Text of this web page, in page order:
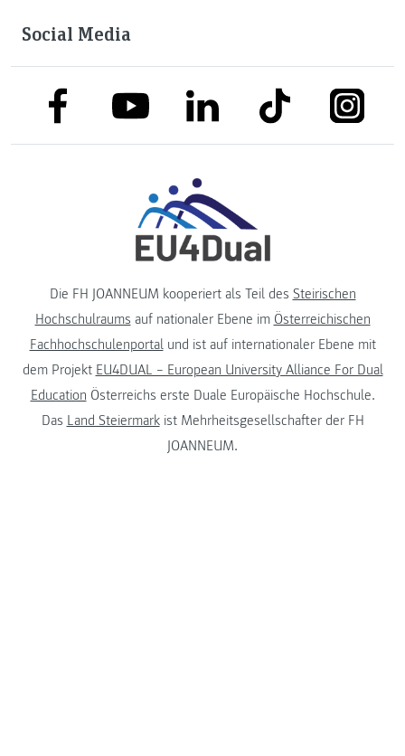
Social Media
link to facebooklink to youtubelink to linkedinlink to tiktok link to
Die FH JOANNEUM kooperiert als Teil des Steirischen
Hochschulraums auf nationaler Ebene im Österreichischen
Fachhochschulenportalund ist auf internationaler Ebene mit
dem Projekt EU4DUAL – European University Alliance For Dual
Education Österreichs erste Duale Europäische Hochschule.
Das Land Steiermarkist Mehrheitsgesellschafter der FH
JOANNEUM.